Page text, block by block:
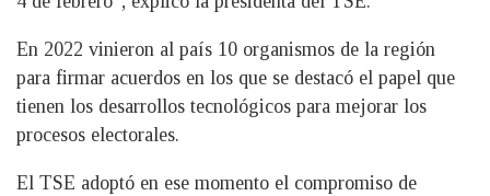
En 2022 vinieron al país 10 organismos de la región
para firmar acuerdos en los que se destacó el papel que
tienen los desarrollos tecnológicos para mejorar los
procesos electorales.
El TSE adoptó en ese momento el compromiso de